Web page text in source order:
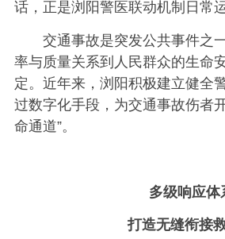
话，正是浏阳警医联动机制日常
交通事故是突发公共事件之
率与质量关系到人民群众的生命
定。近年来，浏阳积极建立健全
过数字化手段，为交通事故伤者
命通道”。
多级响应体
打造无缝衔接